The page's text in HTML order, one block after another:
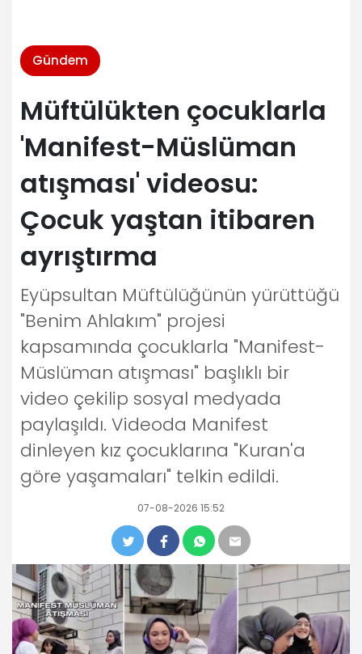
Gündem
Müftülükten çocuklarla
'Manifest-Müslüman
atışması' videosu:
Çocuk yaştan itibaren
ayrıştırma
Eyüpsultan Müftülüğünün yürüttüğü
"Benim Ahlakım" projesi
kapsamında çocuklarla "Manifest-
Müslüman atışması" başlıklı bir
video çekilip sosyal medyada
paylaşıldı. Videoda Manifest
dinleyen kız çocuklarına "Kuran'a
göre yaşamaları" telkin edildi.
07-08-2026 15:52